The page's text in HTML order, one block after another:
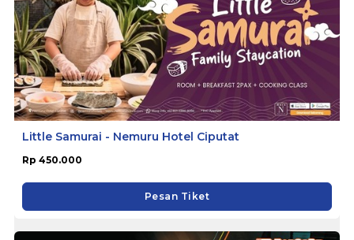
Little Samurai - Nemuru Hotel Ciputat
Rp 450.000
Pesan Tiket